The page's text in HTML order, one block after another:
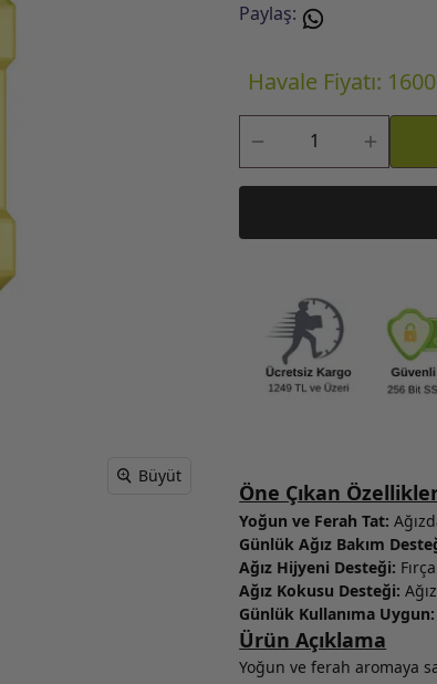
Büyüt
Paylaş:
Havale Fiyatı:
Öne Çıkan
Yoğun ve Ferah Tat:
Günlük Ağız Bakım
Ağız Hijyeni Desteği:
Ağız Kokusu Desteği:
Günlük Kullanıma Uygun:
Ürün Açıklama
Yoğun ve ferah aromaya